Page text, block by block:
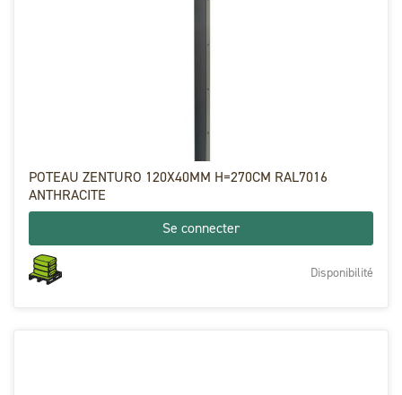
POTEAU ZENTURO 120X40MM H=270CM RAL7016
ANTHRACITE
Se connecter
Disponibilité